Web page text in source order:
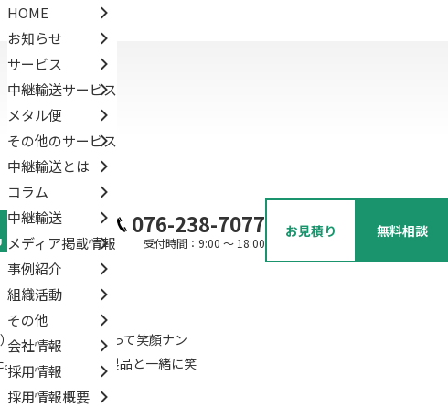
HOME
お知らせ
サービス
中継輸送サービス
メタル便
その他のサービス
中継輸送とは
コラム
中継輸送
メディア掲載情報
事例紹介
組織活動
その他
会社情報
採用情報
採用情報概要
076-238-7077
受付時間：9:00 ～ 18:00
お見積り 無料相談
の頭文字のNをとって笑顔ナン
目的はお客様に製品と一緒に笑